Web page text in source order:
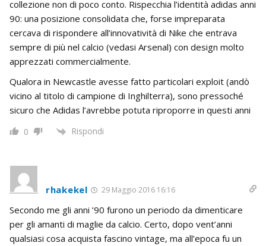
collezione non di poco conto. Rispecchia l’identità adidas anni
90: una posizione consolidata che, forse impreparata
cercava di rispondere all’innovatività di Nike che entrava
sempre di più nel calcio (vedasi Arsenal) con design molto
apprezzati commercialmente.
Qualora in Newcastle avesse fatto particolari exploit (andò
vicino al titolo di campione di Inghilterra), sono pressoché
sicuro che Adidas l’avrebbe potuta riproporre in questi anni
0 Rispondi
rhakekel 29 Maggio 2016 16:16
Secondo me gli anni ’90 furono un periodo da dimenticare
per gli amanti di maglie da calcio. Certo, dopo vent’anni
qualsiasi cosa acquista fascino vintage, ma all’epoca fu un